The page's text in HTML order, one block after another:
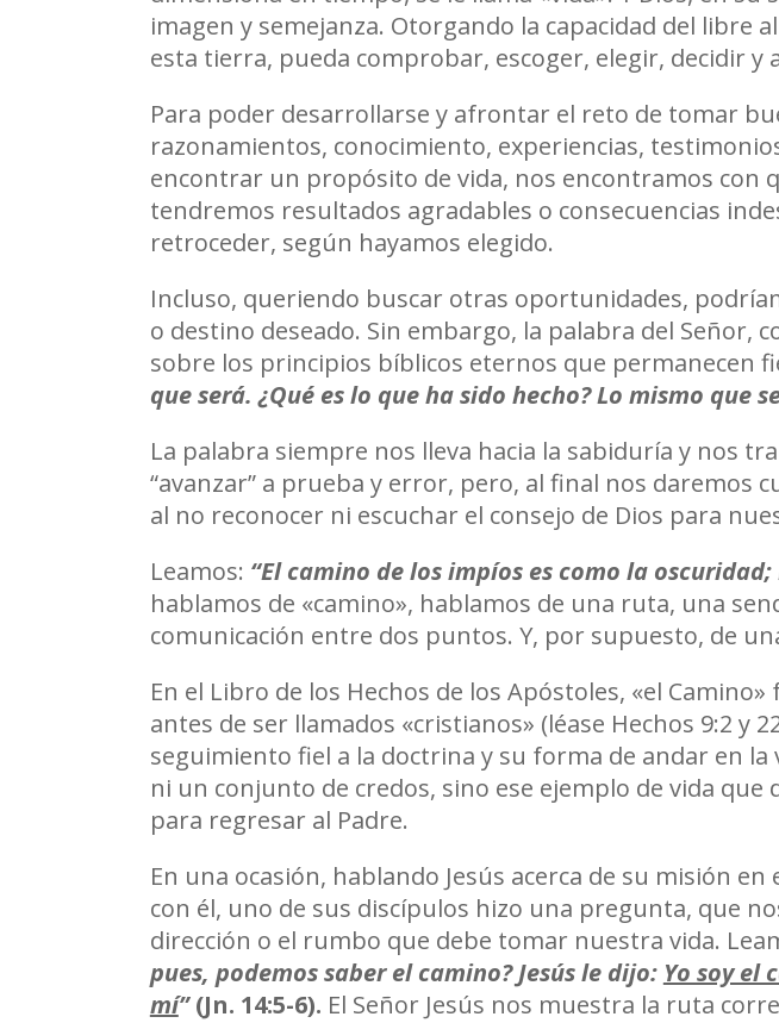
imagen y semejanza. Otorgando la capacidad del
esta tierra, pueda comprobar, escoger, elegir, decidir y
Para poder desarrollarse y afrontar el reto de tomar
razonamientos, conocimiento, experiencias,
encontrar un propósito de vida, nos encontramos con
tendremos resultados agradables o consecuencias
retroceder, según hayamos elegido.
Incluso, queriendo buscar otras oportunidades,
o destino deseado. Sin embargo, la palabra del Señor,
sobre los principios bíblicos eternos que permanecen
que será. ¿Qué es lo que ha sido hecho? Lo mismo que
La palabra siempre nos lleva hacia la sabiduría y nos
“avanzar” a prueba y error, pero, al final nos daremos
al no reconocer ni escuchar el consejo de Dios para
Leamos: “El camino de los impíos es como la
hablamos de «camino», hablamos de una ruta, una
comunicación entre dos puntos. Y, por supuesto, de
En el Libro de los Hechos de los Apóstoles, «el
antes de ser llamados «cristianos» (léase Hechos 9:2 y
seguimiento fiel a la doctrina y su forma de andar en la
ni un conjunto de credos, sino ese ejemplo de vida
para regresar al Padre.
En una ocasión, hablando Jesús acerca de su misión
con él, uno de sus discípulos hizo una pregunta, que
dirección o el rumbo que debe tomar nuestra vida.
pues, podemos saber el camino? Jesús le dijo: Yo soy el
mí”(Jn. 14:5-6). El Señor Jesús nos muestra la ruta